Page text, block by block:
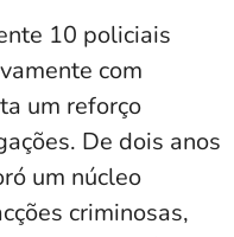
10 policiais
com
um reforço
De dois anos
um núcleo
criminosas,